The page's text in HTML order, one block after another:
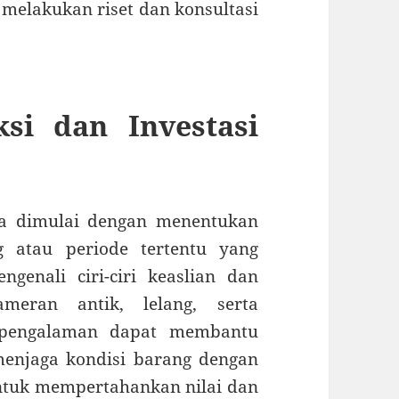
riset dan konsultasi
dan Investasi
dimulai dengan menentukan
atau periode tertentu yang
ciri-ciri keaslian dan
antik, lelang, serta
dapat membantu
kondisi barang dengan
mempertahankan nilai dan